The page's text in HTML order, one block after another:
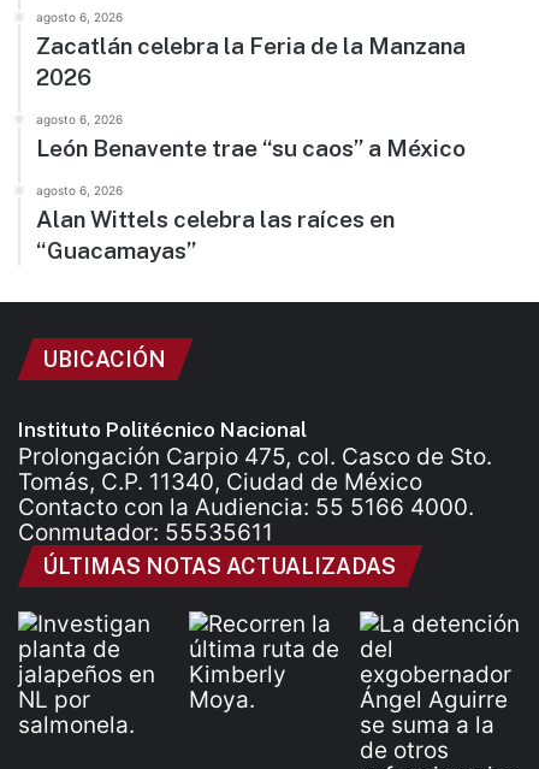
agosto 6, 2026
Zacatlán celebra la Feria de la Manzana
2026
agosto 6, 2026
León Benavente trae “su caos” a México
agosto 6, 2026
Alan Wittels celebra las raíces en
“Guacamayas”
UBICACIÓN
Instituto Politécnico Nacional
Prolongación Carpio 475, col. Casco de Sto.
Tomás, C.P. 11340, Ciudad de México
Contacto con la Audiencia: 55 5166 4000.
Conmutador: 55535611
ÚLTIMAS NOTAS ACTUALIZADAS